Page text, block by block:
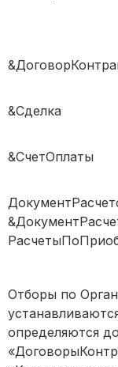
И
&Сделка
И
&СчетОплаты
Отборы по
определяются